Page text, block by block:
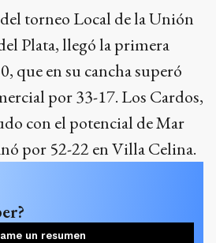
torneo Local de la Unión
Plata, llegó la primera
que en su cancha superó
por 33-17. Los Cardos,
con el potencial de Mar
por 52-22 en Villa Celina.
un resumen